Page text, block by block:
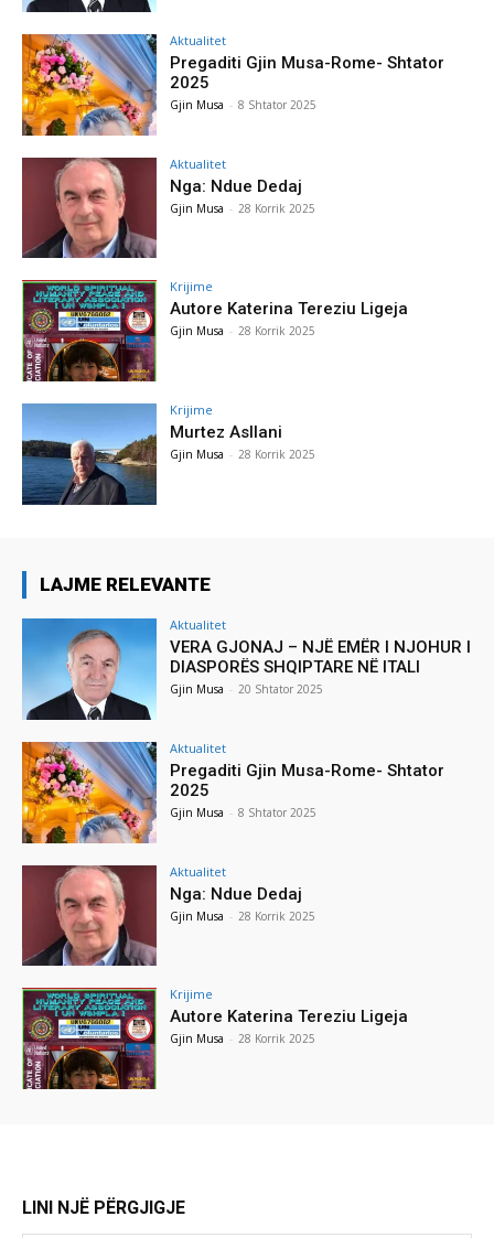
Aktualitet
Pregaditi Gjin Musa-Rome- Shtator
2025
Gjin Musa - 8 Shtator 2025
Aktualitet
Nga: Ndue Dedaj
Gjin Musa - 28 Korrik 2025
Krijime
Autore Katerina Tereziu Ligeja
Gjin Musa - 28 Korrik 2025
Krijime
Murtez Asllani
Gjin Musa - 28 Korrik 2025
LAJME RELEVANTE
Aktualitet
VERA GJONAJ – NJË EMËR I NJOHUR I
DIASPORËS SHQIPTARE NË ITALI
Gjin Musa - 20 Shtator 2025
Aktualitet
Pregaditi Gjin Musa-Rome- Shtator
2025
Gjin Musa - 8 Shtator 2025
Aktualitet
Nga: Ndue Dedaj
Gjin Musa - 28 Korrik 2025
Krijime
Autore Katerina Tereziu Ligeja
Gjin Musa - 28 Korrik 2025
LINI NJË PËRGJIGJE